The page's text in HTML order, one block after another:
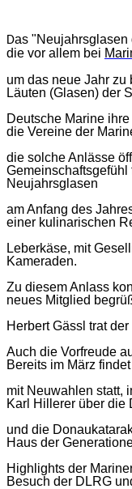
Das "Neujahrsglasen
die vor allem bei
um das neue Jahr zu
Läuten (Glasen) der
Deutsche Marine
die Vereine der
die solche Anlässe
Neujahrsglasen
am Anfang des
einer kulinarischen
Leberkäse, mit
Kameraden.
Zu diesem Anlass
neues Mitglied
Herbert Gässl trat
Auch die Vorfreude
Bereits im März
mit Neuwahlen statt,
Karl Hillerer über die
und die
Haus der
Highlights der
Besuch der DLRG